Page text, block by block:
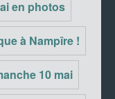
en photos
à Nampîre !
10 mai